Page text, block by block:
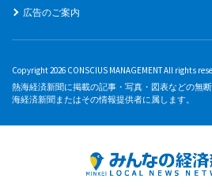
広告のご案内
Copyright 2026 CONSCIUS MANAGEMENT All rights
熱海経済新聞に掲載の記事・写真・図表などの無
海経済新聞またはその情報提供者に属します。